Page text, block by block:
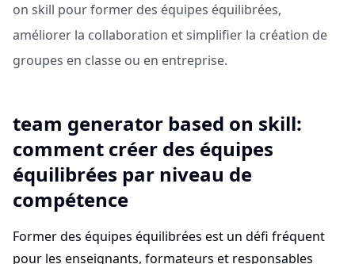
on skill pour former des équipes équilibrées,
améliorer la collaboration et simplifier la création de
groupes en classe ou en entreprise.
team generator based on skill:
comment créer des équipes
équilibrées par niveau de
compétence
Former des équipes équilibrées est un défi fréquent
pour les enseignants, formateurs et responsables